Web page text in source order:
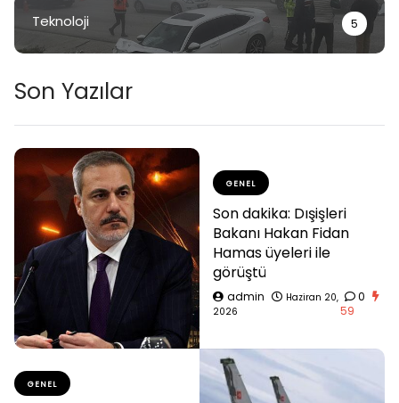
Teknoloji 5
Son Yazılar
GENEL
Son dakika: Dışişleri
Bakanı Hakan Fidan
Hamas üyeleri ile
görüştü
admin
Haziran 20,
2026
0
59
GENEL